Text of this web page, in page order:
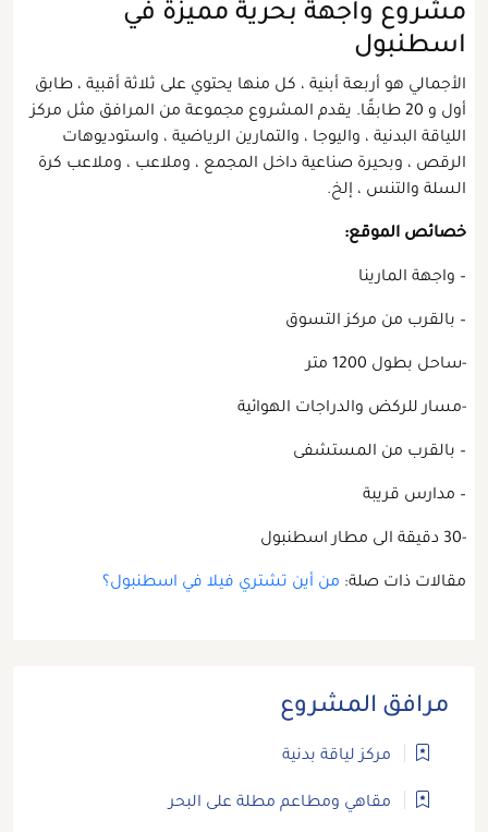
مشروع واجهة بحرية مميزة في
اسطنبول
الأجمالي هو أربعة أبنية ، كل منها يحتوي على ثلاثة أقبية ، طابق
أول و 20 طابقًا. يقدم المشروع مجموعة من المرافق مثل مركز
اللياقة البدنية ، واليوجا ، والتمارين الرياضية ، واستوديوهات
الرقص ، وبحيرة صناعية داخل المجمع ، وملاعب ، وملاعب كرة
السلة والتنس ، إلخ.
خصائص الموقع:
– واجهة المارينا
– بالقرب من مركز التسوق
-ساحل بطول 1200 متر
-مسار للركض والدراجات الهوائية
– بالقرب من المستشفى
– مدارس قريبة
-30 دقيقة الى مطار اسطنبول
مقالات ذات صلة: من أين تشتري فيلا في اسطنبول؟
مرافق المشروع
مركز لياقة بدنية
مقاهي ومطاعم مطلة على البحر